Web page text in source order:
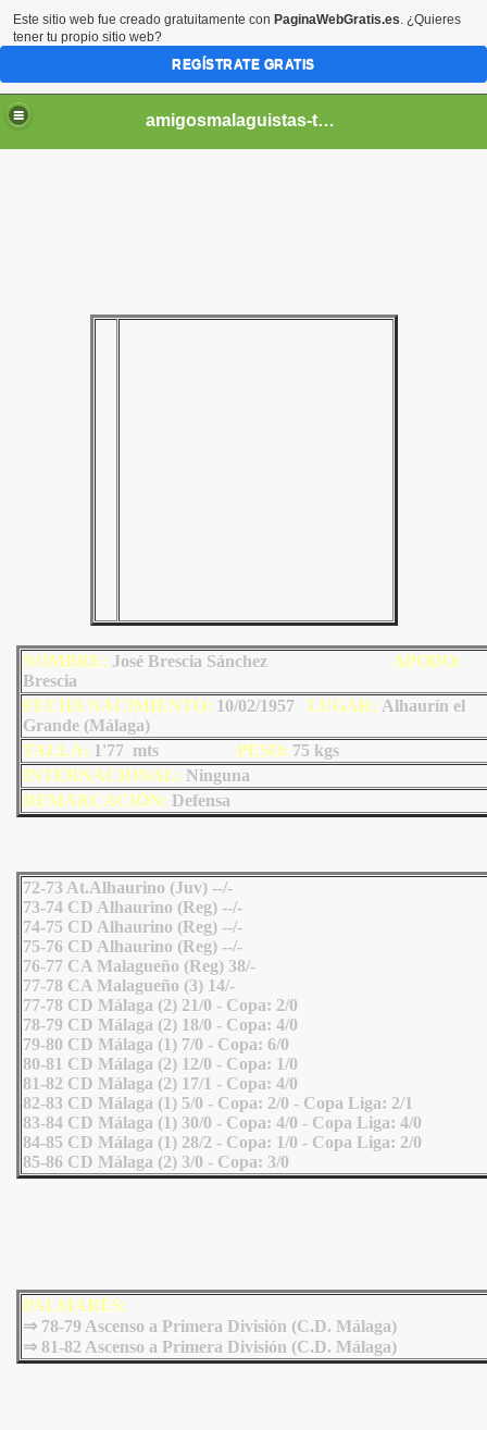
amigosmalaguistas-temporadas
NOMBRE: José Brescia Sánchez APODO:
Brescia
FECHA NACIMIENTO: 10/02/1957 LUGAR: Alhaurín el
Grande (Málaga)
TALLA: 1'77 mts PESO: 75 kgs
INTERNACIONAL: Ninguna
DEMARCACIÓN: Defensa
72-73 At.Alhaurino (Juv) --/-
73-74 CD Alhaurino (Reg) --/-
74-75 CD Alhaurino (Reg) --/-
75-76 CD Alhaurino (Reg) --/-
76-77 CA Malagueño (Reg) 38/-
77-78 CA Malagueño (3) 14/-
77-78 CD Málaga (2) 21/0 - Copa: 2/0
78-79 CD Málaga (2) 18/0 - Copa: 4/0
79-80 CD Málaga (1) 7/0 - Copa: 6/0
80-81 CD Málaga (2) 12/0 - Copa: 1/0
81-82 CD Málaga (2) 17/1 - Copa: 4/0
82-83 CD Málaga (1) 5/0 - Copa: 2/0 - Copa Liga: 2/1
83-84 CD Málaga (1) 30/0 - Copa: 4/0 - Copa Liga: 4/0
84-85 CD Málaga (1) 28/2 - Copa: 1/0 - Copa Liga: 2/0
85-86 CD Málaga (2) 3/0 - Copa: 3/0
PALMARÉS:
⇒ 78-79 Ascenso a Primera División (C.D. Málaga)
⇒ 81-82 Ascenso a Primera División (C.D. Málaga)
Este sitio web fue creado gratuitamente con PaginaWebGratis.es. ¿Quieres
tener tu propio sitio web?
REGÍSTRATE GRATIS